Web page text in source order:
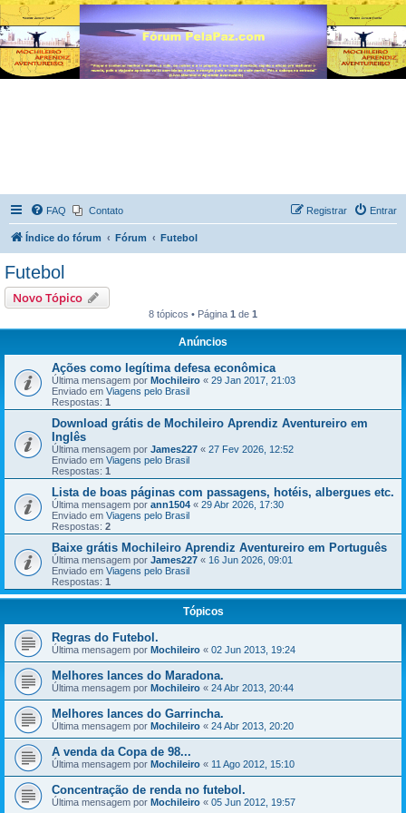
FAQ Contato Entrar
Registrar
Índice do fórum Fórum Futebol
Futebol
Novo Tópico
8 tópicos • Página 1 de 1
Anúncios
Ações como legítima defesa econômica
Última mensagem por Mochileiro « 29 Jan 2017, 21:03
Enviado em Viagens pelo Brasil
Respostas: 1
Download grátis de Mochileiro Aprendiz Aventureiro em
Inglês
Última mensagem por James227 « 27 Fev 2026, 12:52
Enviado em Viagens pelo Brasil
Respostas: 1
Lista de boas páginas com passagens, hotéis, albergues etc.
Última mensagem por ann1504 « 29 Abr 2026, 17:30
Enviado em Viagens pelo Brasil
Respostas: 2
Baixe grátis Mochileiro Aprendiz Aventureiro em Português
Última mensagem por James227 « 16 Jun 2026, 09:01
Enviado em Viagens pelo Brasil
Respostas: 1
Tópicos
Regras do Futebol.
Última mensagem por Mochileiro « 02 Jun 2013, 19:24
Melhores lances do Maradona.
Última mensagem por Mochileiro « 24 Abr 2013, 20:44
Melhores lances do Garrincha.
Última mensagem por Mochileiro « 24 Abr 2013, 20:20
A venda da Copa de 98...
Última mensagem por Mochileiro « 11 Ago 2012, 15:10
Concentração de renda no futebol.
Última mensagem por Mochileiro « 05 Jun 2012, 19:57